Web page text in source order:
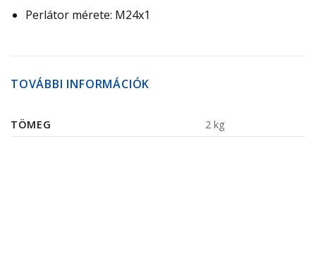
Perlátor mérete: M24x1
TOVÁBBI INFORMÁCIÓK
TÖMEG 2 kg